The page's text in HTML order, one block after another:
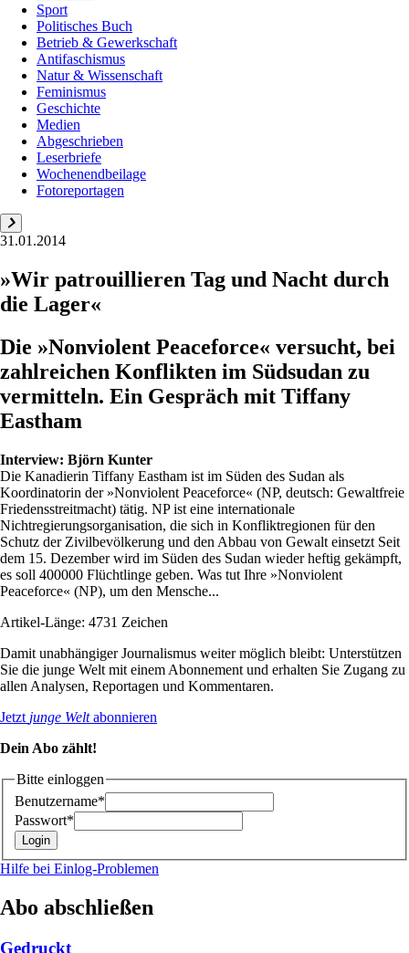
Sport
Politisches Buch
Betrieb & Gewerkschaft
Antifaschismus
Natur & Wissenschaft
Feminismus
Geschichte
Medien
Abgeschrieben
Leserbriefe
Wochenendbeilage
Fotoreportagen
31.01.2014
»Wir patrouillieren Tag und Nacht durch
die Lager«
Die »Nonviolent Peaceforce« versucht, bei
zahlreichen Konflikten im Südsudan zu
vermitteln. Ein Gespräch mit Tiffany
Eastham
Interview: Björn Kunter
Die Kanadierin Tiffany Eastham ist im Süden des Sudan als
Koordinatorin der »Nonviolent Peaceforce« (NP, deutsch: Gewaltfreie
Friedensstreitmacht) tätig. NP ist eine internationale
Nichtregierungsorganisation, die sich in Konfliktregionen für den
Schutz der Zivilbevölkerung und den Abbau von Gewalt einsetzt Seit
dem 15. Dezember wird im Süden des Sudan wieder heftig gekämpft,
es soll 400000 Flüchtlinge geben. Was tut Ihre »Nonviolent
Peaceforce« (NP), um den Mensche...
Artikel-Länge: 4731 Zeichen
Damit unabhängiger Journalismus weiter möglich bleibt: Unterstützen
Sie die junge Welt mit einem Abonnement und erhalten Sie Zugang zu
allen Analysen, Reportagen und Kommentaren.
Jetzt junge Weltabonnieren
Dein Abo zählt!
Bitte einloggen
Benutzername*
Passwort*
Hilfe bei Einlog-Problemen
Abo abschließen
Gedruckt